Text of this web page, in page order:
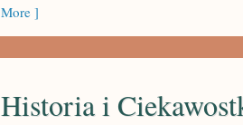
More ]
Historia i